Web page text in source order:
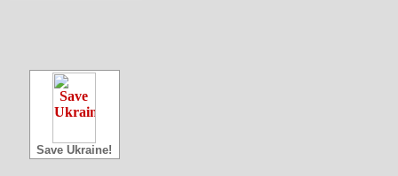
Save Ukraine!